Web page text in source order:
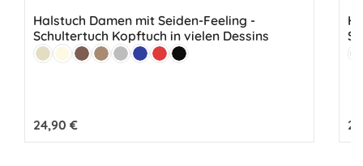
Halstuch Damen mit Seiden-Feeling -
Schultertuch Kopftuch in vielen Dessins
Farbe:
BeigeCremeBraunHellbraun
GrauMarineRot Schwarz
Regulärer Preis:
24,90 €